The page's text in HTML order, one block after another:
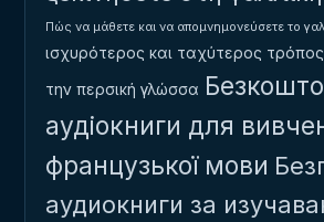
Πώς να μάθετε και να απομνημονεύσετε το
ισχυρότερος και ταχύτερος
την περσική γλώσσα
аудіокниги для
французької мови
аудиокниги за